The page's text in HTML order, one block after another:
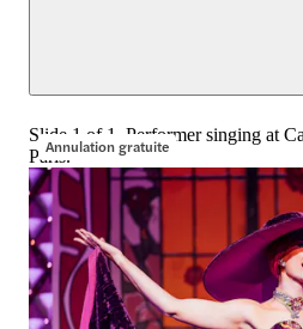
Annulation gratuite
Slide 1 of 1, Performer singing at
Paris.